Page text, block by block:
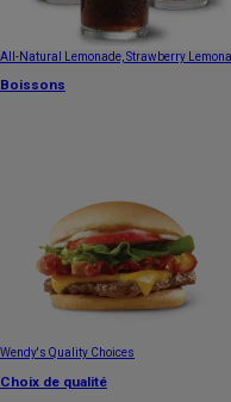
All-Natural Lemonade, Strawberry
Boissons
Wendy's Quality Choices
Choix de qualité